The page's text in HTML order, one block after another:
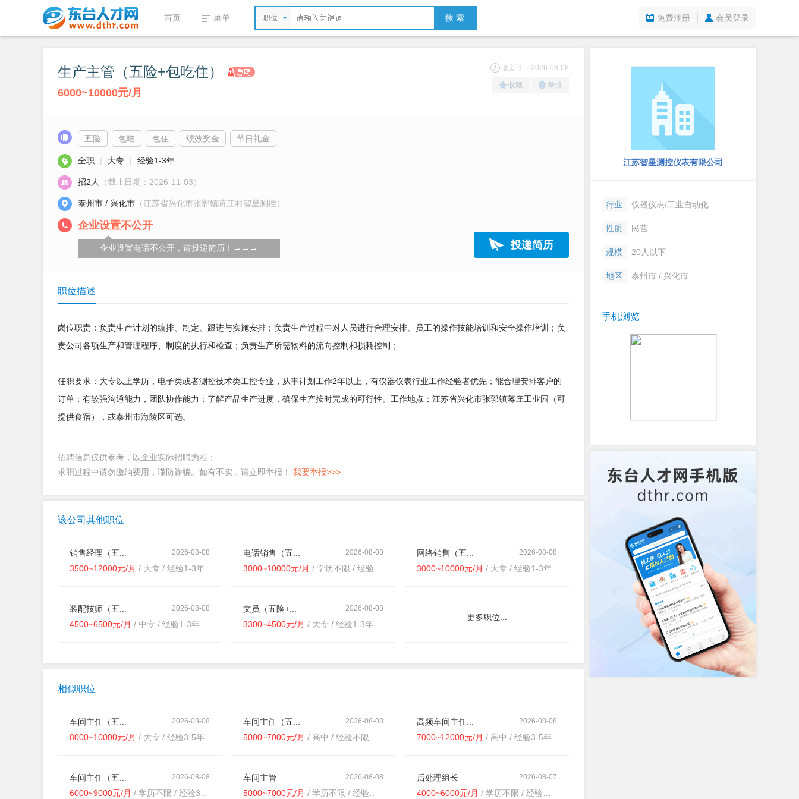
首页 菜单 职位 搜 索 免费注册 会员登录
生产主管（五险+包吃住）
6000~10000元/月
更新于：2026-08-08
收藏 举报
五险 包吃 包住 绩效奖金 节日礼金
全职 | 大专 | 经验1-3年
招2人 （截止日期：2026-11-03）
泰州市 / 兴化市 （江苏省兴化市张郭镇蒋庄村智星测控）
企业设置不公开
企业设置电话不公开，请投递简历！→→→ 投递简历
职位描述
岗位职责：负责生产计划的编排、制定、跟进与实施安排；负责生产过程中对人员进行合理安排、员工的操作技能培训和安全操作培训；负
责公司各项生产和管理程序、制度的执行和检查；负责生产所需物料的流向控制和损耗控制；
任职要求：大专以上学历，电子类或者测控技术类工控专业，从事计划工作2年以上，有仪器仪表行业工作经验者优先；能合理安排客户的
订单；有较强沟通能力，团队协作能力；了解产品生产进度，确保生产按时完成的可行性。工作地点：江苏省兴化市张郭镇蒋庄工业园（可
提供食宿），或泰州市海陵区可选。
招聘信息仅供参考，以企业实际招聘为准；
求职过程中请勿缴纳费用，谨防诈骗。如有不实，请立即举报！ 我要举报>>>
该公司其他职位
2026-08-08
销售经理（五...
3500~12000元/月 / 大专 / 经验1-3年
2026-08-08
电话销售（五...
3000~10000元/月 / 学历不限 / 经验不限
2026-08-08
网络销售（五...
3000~10000元/月 / 大专 / 经验1-3年
2026-08-08
装配技师（五...
4500~6500元/月 / 中专 / 经验1-3年
2026-08-08
文员（五险+...
3300~4500元/月 / 大专 / 经验1-3年
更多职位...
相似职位
2026-08-08
车间主任（五...
8000~10000元/月 / 大专 / 经验3-5年
2026-08-08
车间主任（五...
5000~7000元/月 / 高中 / 经验不限
2026-08-08
高频车间主任...
7000~12000元/月 / 高中 / 经验3-5年
2026-08-08
车间主任（五...
6000~9000元/月 / 学历不限 / 经验3-5年
2026-08-08
车间主管
5000~7000元/月 / 学历不限 / 经验不限
2026-08-07
后处理组长
4000~6000元/月 / 学历不限 / 经验不限
江苏智星测控仪表有限公司
行业 仪器仪表/工业自动化
性质 民营
规模 20人以下
地区 泰州市 / 兴化市
手机浏览